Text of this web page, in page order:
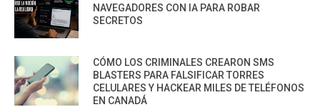
NAVEGADORES CON IA PARA ROBAR
SECRETOS
CÓMO LOS CRIMINALES CREARON SMS
BLASTERS PARA FALSIFICAR TORRES
CELULARES Y HACKEAR MILES DE TELÉFONOS
EN CANADÁ